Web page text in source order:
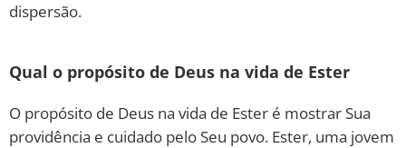
dispersão.
Qual o propósito de Deus na vida de Ester
O propósito de Deus na vida de Ester é mostrar Sua
providência e cuidado pelo Seu povo. Ester, uma jovem